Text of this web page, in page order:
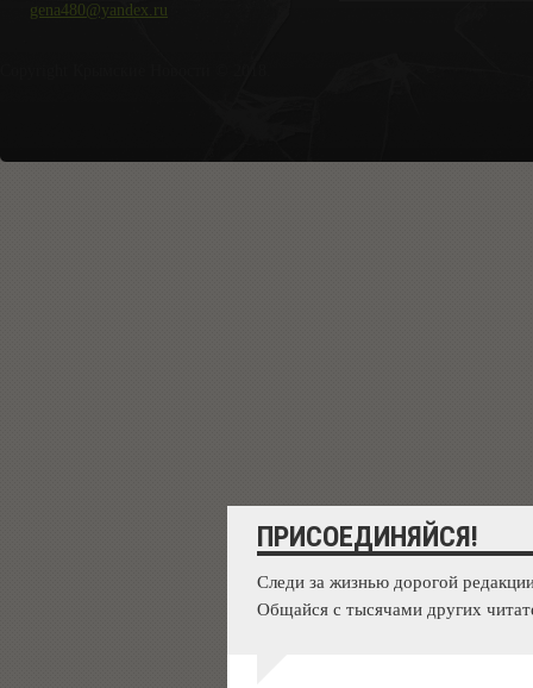
gena480@yandex.ru
ПРИСОЕДИНЯЙСЯ!
Следи за жизнью дорогой
Общайся с тысячами других